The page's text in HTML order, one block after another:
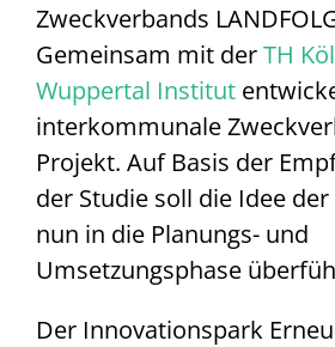
Zweckverbands
Gemeinsam mit derTH
Wuppertal Institut
interkommunale
Projekt. Auf Basis der
der Studie soll die Idee
nun in die Planungs- und
Umsetzungsphase
Der Innovationspark